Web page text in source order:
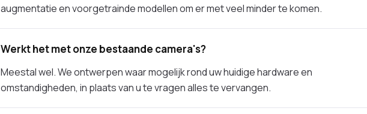
augmentatie en voorgetrainde modellen om er met veel minder te komen.
Werkt het met onze bestaande camera's?
Meestal wel. We ontwerpen waar mogelijk rond uw huidige hardware en
omstandigheden, in plaats van u te vragen alles te vervangen.